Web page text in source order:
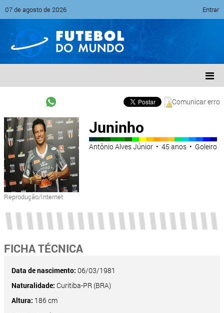
07 de agosto de 2026 Entrar
Comunicar erro
Reprodução/Internet
Juninho
Antônio Alves Júnior • 45 anos • Goleiro
FICHA TÉCNICA
Data de nascimento: 06/03/1981
Naturalidade: Curitiba-PR (BRA)
Altura: 186 cm